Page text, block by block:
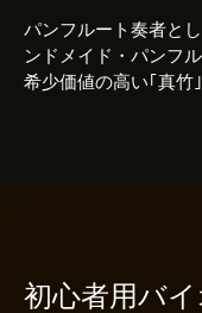
パンフルート奏者と
ンドメイド・パンフ
希少価値の高い｢真竹
初心者用バ